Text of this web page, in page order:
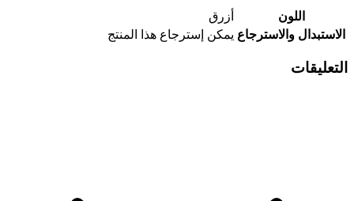
اللون
أزرق
الاستبدال والاسترجاع يمكن إسترجاع هذا المنتج
التعليقات